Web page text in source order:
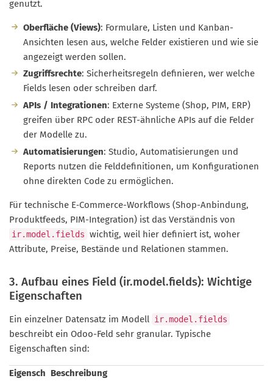
genutzt.
Oberfläche (Views): Formulare, Listen und Kanban-
Ansichten lesen aus, welche Felder existieren und wie sie
angezeigt werden sollen.
Zugriffsrechte: Sicherheitsregeln definieren, wer welche
Fields lesen oder schreiben darf.
APIs / Integrationen: Externe Systeme (Shop, PIM, ERP)
greifen über RPC oder REST-ähnliche APIs auf die Felder
der Modelle zu.
Automatisierungen: Studio, Automatisierungen und
Reports nutzen die Felddefinitionen, um Konfigurationen
ohne direkten Code zu ermöglichen.
Für technische E‑Commerce-Workflows (Shop-Anbindung,
Produktfeeds, PIM-Integration) ist das Verständnis von
ir.model.fields wichtig, weil hier definiert ist, woher
Attribute, Preise, Bestände und Relationen stammen.
3. Aufbau eines Field (ir.model.fields): Wichtige
Eigenschaften
Ein einzelner Datensatz im Modell ir.model.fields
beschreibt ein Odoo-Feld sehr granular. Typische
Eigenschaften sind:
Eigensch Beschreibung